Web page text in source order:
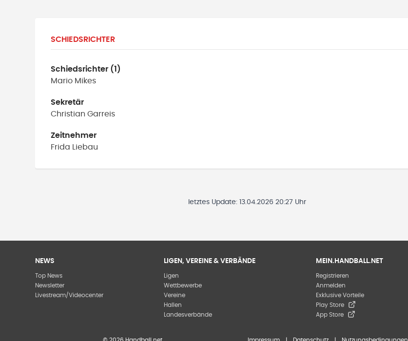
SCHIEDSRICHTER
Schiedsrichter (1)
Mario Mikes
Sekretär
Christian Garreis
Zeitnehmer
Frida
Liebau
letztes Update: 13.04.2026 20:27 Uhr
NEWS
Top News
Newsletter
Livestream/Videocenter
LIGEN, VEREINE & VERBÄNDE
Ligen
Wettbewerbe
Vereine
Hallen
Landesverbände
MEIN.HANDBALL.NET
Registrieren
Anmelden
Exklusive Vorteile
Play Store
App Store